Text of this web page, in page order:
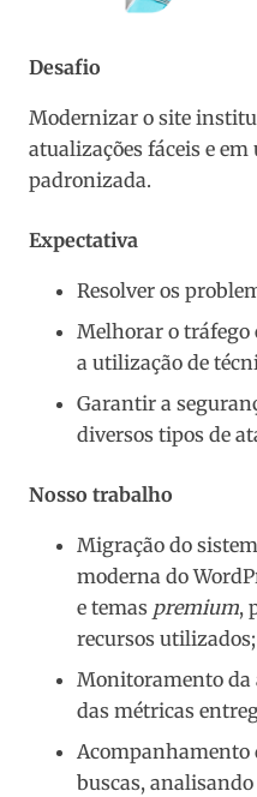
Desafio
Modernizar o site
atualizações fáceis e
padronizada.
Expectativa
Resolver os
Melhorar o tráfego
a utilização de
Garantir a
diversos tipos de
Nosso trabalho
Migração do
moderna do
e temas premium,
recursos utilizados;
Monitoramento da
das métricas
Acompanhamento
buscas, analisando